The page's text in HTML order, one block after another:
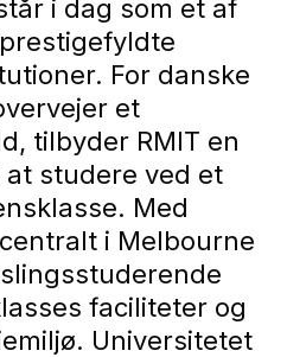
i dag som et af
For danske
et
tilbyder RMIT en
studere ved et
Med
i Melbourne
faciliteter og
Universitetet